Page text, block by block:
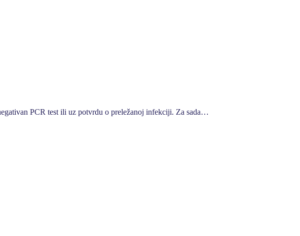
PCR test ili uz potvrdu o preležanoj infekciji. Za sada…